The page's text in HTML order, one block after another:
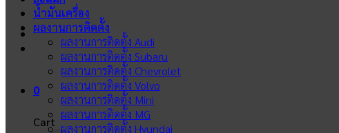
0
Cart
น้ำมันเครื่อง
ผลงานการติดตั้ง
ผลงานการติดตั้ง Audi
ผลงานการติดตั้ง Subaru
ผลงานการติดตั้ง Chevrolet
ผลงานการติดตั้ง Volvo
ผลงานการติดตั้ง Mini
ผลงานการติดตั้ง MG
ผลงานการติดตั้ง Hyundai